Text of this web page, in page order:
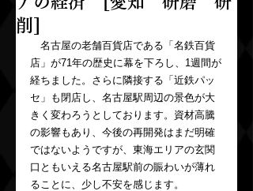
削]
名古屋の老舗百貨店である「名鉄百貨
店」が71年の歴史に幕を下ろし、1週間が
経ちました。さらに隣接する「近鉄パッ
セ」も閉店し、名古屋駅周辺の景色が大
きく変わろうとしております。資材高騰
の影響もあり、今後の再開発はまだ明確
ではないようですが、東海エリアの玄関
口ともいえる名古屋駅前の賑わいが薄れ
ることに、少し不安を感じます。